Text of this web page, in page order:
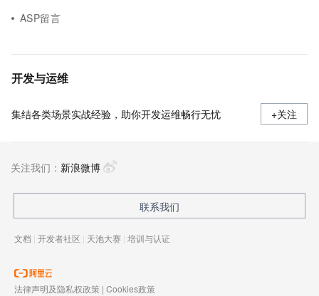
ASP留言
开发与运维
集结各类场景实战经验，助你开发运维畅行无忧 +关注
关注我们： 新浪微博
联系我们
文档 | 开发者社区 | 天池大赛 | 培训与认证
法律声明及隐私权政策 | Cookies政策